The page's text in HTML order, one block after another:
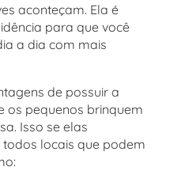
aconteçam. Ela é
para que você
a dia com mais
de possuir a
os pequenos brinquem
Isso se elas
locais que podem